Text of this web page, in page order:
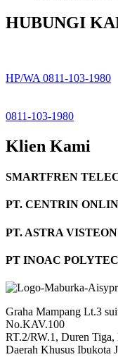
HUBUNGI
HP/WA 0811-103-1980
0811-103-1980
Klien Kami
SMARTFREN
PT. CENTRIN
PT. ASTRA
PT INOAC
Graha Mampang Lt.3
No.KAV.100
RT.2/RW.1, Duren Tiga,
Daerah Khusus Ibukota